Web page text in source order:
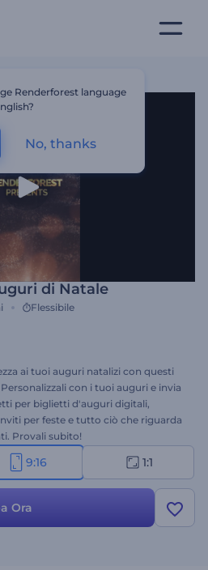
di Natale
Flessibile
ai tuoi auguri natalizi con questi
con i tuoi auguri e invia
per biglietti d'auguri digitali,
per feste e tutto ciò che riguarda
Provali subito!
9:16 1:1
Ora
Renderforest language
No, thanks